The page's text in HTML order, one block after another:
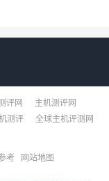
评网
主机测评网
测评
全球主机评测网
考 网站地图